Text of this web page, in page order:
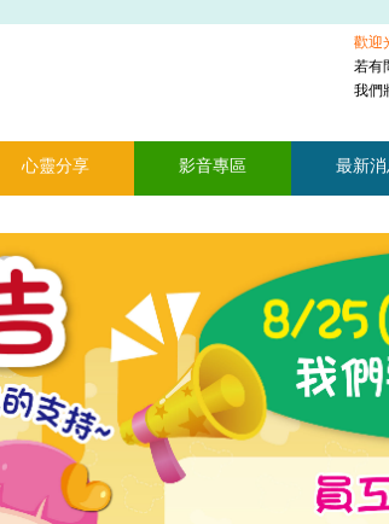
歡迎
若有
我們
心靈分享 影音專區 最新